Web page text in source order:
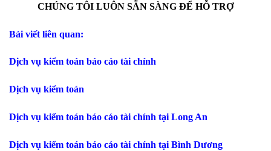
CHÚNG TÔI LUÔN SẴN SÀNG ĐỂ HỖ TRỢ
Bài viết liên quan:
Dịch vụ kiểm toán báo cáo tài chính
Dịch vụ kiểm toán
Dịch vụ kiểm toán báo cáo tài chính tại Long An
Dịch vụ kiểm toán báo cáo tài chính tại Bình Dương